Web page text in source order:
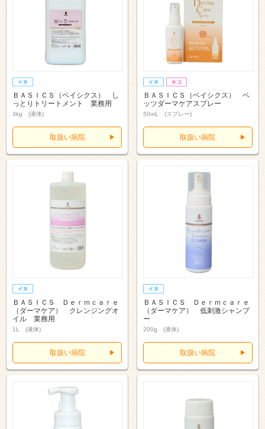
ＢＡＳＩＣＳ（ベイシクス） し
っとりトリートメント 業務用
3kg (液体)
取扱い病院
ＢＡＳＩＣＳ（ベイシクス） ベ
ッツダーマケアスプレー
50mL (スプレー)
取扱い病院
ＢＡＳＩＣＳ Ｄｅｒｍｃａｒｅ
（ダーマケア） クレンジングオ
イル 業務用
1L (液体)
取扱い病院
ＢＡＳＩＣＳ Ｄｅｒｍｃａｒｅ
（ダーマケア） 低刺激シャンプ
ー
200g (液体)
取扱い病院